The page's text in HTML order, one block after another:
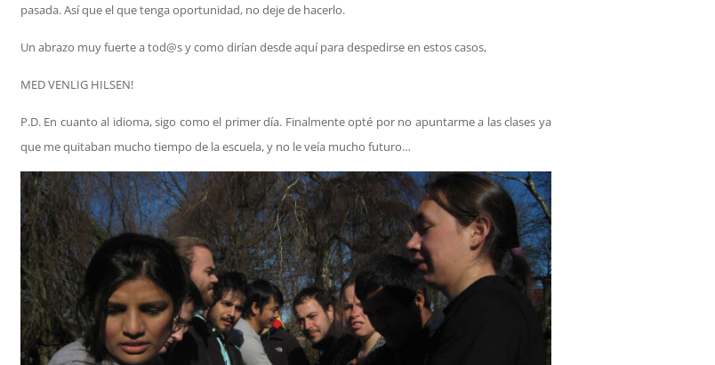
pasada. Así que el que tenga oportunidad, no deje de hacerlo.
Un abrazo muy fuerte a tod@s y como dirían desde aquí para despedirse en estos casos,
MED VENLIG HILSEN!
P.D. En cuanto al idioma, sigo como el primer día. Finalmente opté por no apuntarme a las clases ya
que me quitaban mucho tiempo de la escuela, y no le veía mucho futuro…